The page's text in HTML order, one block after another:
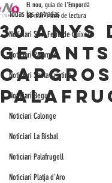
Todas las entradas
Noticiari Sant Feliu de Guixols
Noticiari Palamós
Noticiari Santa Cristina
Noticiari Begur
Noticiari Calonge
Noticiari La Bisbal
Noticiari Palafrugell
Noticiari Platja d'Aro
30 anys
El nou, guia de l'Empordà
30 mar 1 min de lectura